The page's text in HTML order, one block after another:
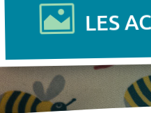
 LES